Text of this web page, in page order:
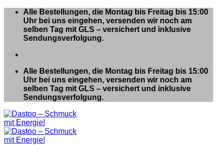
Zum
springen
Alle Bestellungen, die Montag bis Freitag bis 15:00
Uhr bei uns eingehen, versenden wir noch am
selben Tag mit GLS – versichert und inklusive
Sendungsverfolgung.
Alle Bestellungen, die Montag bis Freitag bis 15:00
Uhr bei uns eingehen, versenden wir noch am
selben Tag mit GLS – versichert und inklusive
Sendungsverfolgung.